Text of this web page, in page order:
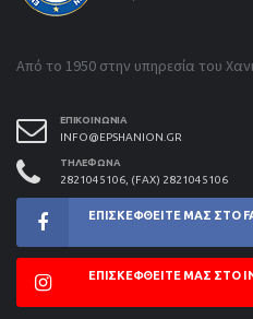
Από το 1950 στην υπηρεσία του
ΕΠΙΚΟΙΝΩΝΊΑ
INFO@EPSHANION.GR
ΤΗΛΈΦΩΝΑ
2821045106, (FAX) 2821045106
ΕΠΙΣΚΕΦΘΕΊΤΕ ΜΑΣ ΣΤΟ
ΕΠΙΣΚΕΦΘΕΊΤΕ ΜΑΣ ΣΤΟ